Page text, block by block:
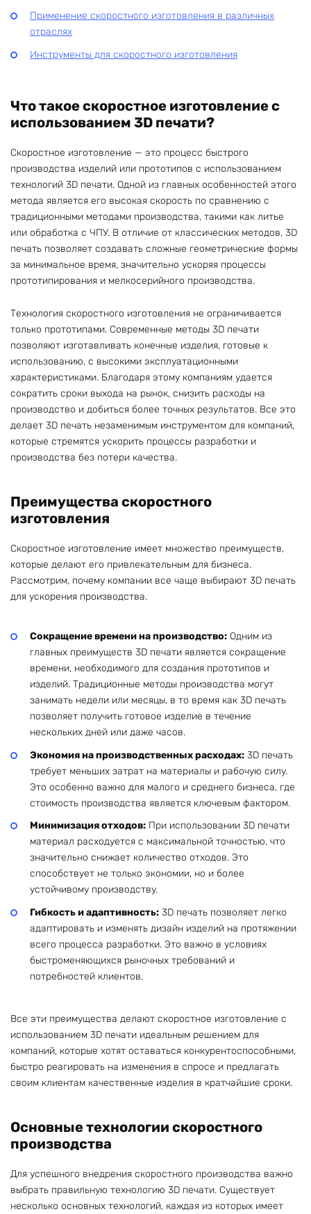
Применение скоростного изготовления в различных
отраслях
Инструменты для скоростного изготовления
Что такое скоростное изготовление с
использованием 3D печати?
Скоростное изготовление — это процесс быстрого
производства изделий или прототипов с использованием
технологий 3D печати. Одной из главных особенностей этого
метода является его высокая скорость по сравнению с
традиционными методами производства, такими как литье
или обработка с ЧПУ. В отличие от классических методов, 3D
печать позволяет создавать сложные геометрические формы
за минимальное время, значительно ускоряя процессы
прототипирования и мелкосерийного производства.
Технология скоростного изготовления не ограничивается
только прототипами. Современные методы 3D печати
позволяют изготавливать конечные изделия, готовые к
использованию, с высокими эксплуатационными
характеристиками. Благодаря этому компаниям удается
сократить сроки выхода на рынок, снизить расходы на
производство и добиться более точных результатов. Все это
делает 3D печать незаменимым инструментом для компаний,
которые стремятся ускорить процессы разработки и
производства без потери качества.
Преимущества скоростного
изготовления
Скоростное изготовление имеет множество преимуществ,
которые делают его привлекательным для бизнеса.
Рассмотрим, почему компании все чаще выбирают 3D печать
для ускорения производства.
Сокращение времени на производство: Одним из
главных преимуществ 3D печати является сокращение
времени, необходимого для создания прототипов и
изделий. Традиционные методы производства могут
занимать недели или месяцы, в то время как 3D печать
позволяет получить готовое изделие в течение
нескольких дней или даже часов.
Экономия на производственных расходах: 3D печать
требует меньших затрат на материалы и рабочую силу.
Это особенно важно для малого и среднего бизнеса, где
стоимость производства является ключевым фактором.
Минимизация отходов: При использовании 3D печати
материал расходуется с максимальной точностью, что
значительно снижает количество отходов. Это
способствует не только экономии, но и более
устойчивому производству.
Гибкость и адаптивность: 3D печать позволяет легко
адаптировать и изменять дизайн изделий на протяжении
всего процесса разработки. Это важно в условиях
быстроменяющихся рыночных требований и
потребностей клиентов.
Все эти преимущества делают скоростное изготовление с
использованием 3D печати идеальным решением для
компаний, которые хотят оставаться конкурентоспособными,
быстро реагировать на изменения в спросе и предлагать
своим клиентам качественные изделия в кратчайшие сроки.
Основные технологии скоростного
производства
Для успешного внедрения скоростного производства важно
выбрать правильную технологию 3D печати. Существует
несколько основных технологий, каждая из которых имеет